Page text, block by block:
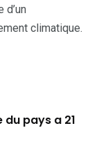
climatique.
pays a 21